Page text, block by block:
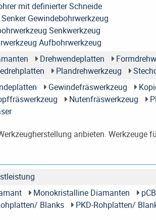
mit definierter Schneide
Gewindebohrwerkzeug
Senkwerkzeug
Aufbohrwerkzeug
Drehwendeplatten
Plandrehwerkzeug
Gewindefräswerkzeug
Nutenfräswerkzeug
anbieten. Werkzeuge
Monokristalline Diamanten
Blanks
PKD-Rohplatten/